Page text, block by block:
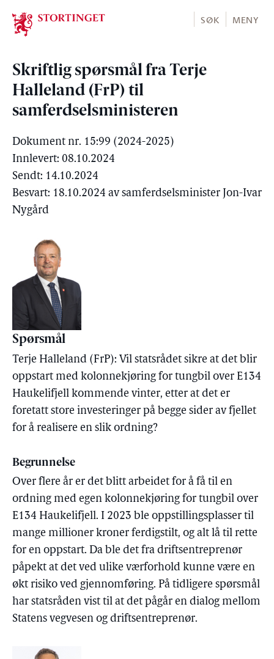
Stortinget.no
SØK MENY
Skriftlig spørsmål fra Terje
Halleland (FrP) til
samferdselsministeren
Dokument nr. 15:99 (2024-2025)
Innlevert: 08.10.2024
Sendt: 14.10.2024
Besvart: 18.10.2024 av samferdselsminister Jon-Ivar
Nygård
Spørsmål
Terje Halleland (FrP): Vil statsrådet sikre at det blir
oppstart med kolonnekjøring for tungbil over E134
Haukelifjell kommende vinter, etter at det er
foretatt store investeringer på begge sider av fjellet
for å realisere en slik ordning?
Begrunnelse
Over flere år er det blitt arbeidet for å få til en
ordning med egen kolonnekjøring for tungbil over
E134 Haukelifjell. I 2023 ble oppstillingsplasser til
mange millioner kroner ferdigstilt, og alt lå til rette
for en oppstart. Da ble det fra driftsentreprenør
påpekt at det ved ulike værforhold kunne være en
økt risiko ved gjennomføring. På tidligere spørsmål
har statsråden vist til at det pågår en dialog mellom
Statens vegvesen og driftsentreprenør.